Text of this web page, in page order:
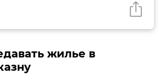
жилье в